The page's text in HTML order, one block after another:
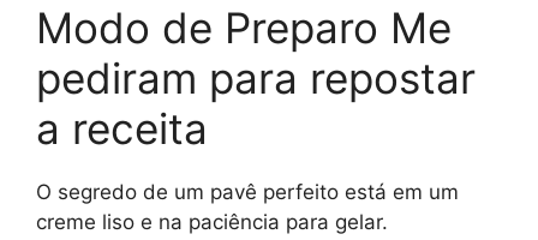
Modo de Preparo Me
pediram para repostar
a receita
O segredo de um pavê perfeito está em um
creme liso e na paciência para gelar.